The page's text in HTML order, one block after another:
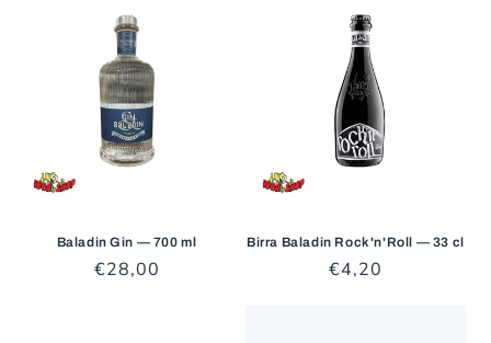
Baladin Gin — 700 ml
Prezzo
€28,00
Birra Baladin Rock'n'Roll — 33 cl
Prezzo
€4,20